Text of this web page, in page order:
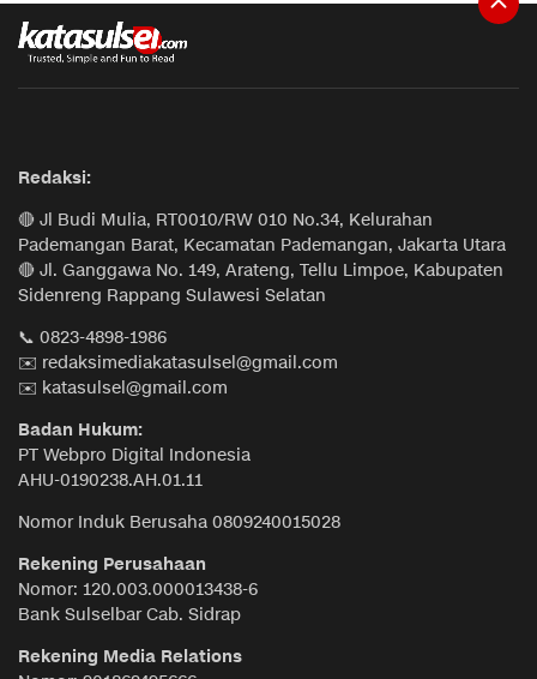
Redaksi:
🔴 Jl Budi Mulia, RT0010/RW 010 No.34, Kelurahan
Pademangan Barat, Kecamatan Pademangan, Jakarta Utara
🔴 Jl. Ganggawa No. 149, Arateng, Tellu Limpoe, Kabupaten
Sidenreng Rappang Sulawesi Selatan
📞 0823-4898-1986
✉️ redaksimediakatasulsel@gmail.com
✉️ katasulsel@gmail.com
Badan Hukum:
PT Webpro Digital Indonesia
AHU-0190238.AH.01.11
Nomor Induk Berusaha 0809240015028
Rekening Perusahaan
Nomor: 120.003.000013438-6
Bank Sulselbar Cab. Sidrap
Rekening Media Relations